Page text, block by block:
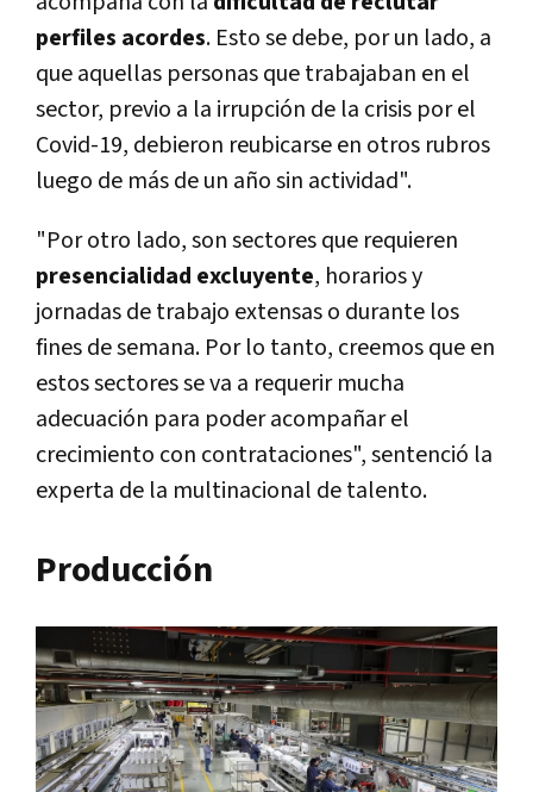
perfiles acordes. Esto se debe, por un lado, a
que aquellas personas que trabajaban en el
sector, previo a la irrupción de la crisis por el
Covid-19, debieron reubicarse en otros rubros
luego de más de un año sin actividad".
"Por otro lado, son sectores que requieren
presencialidad excluyente, horarios y
jornadas de trabajo extensas o durante los
fines de semana. Por lo tanto, creemos que en
estos sectores se va a requerir mucha
adecuación para poder acompañar el
crecimiento con contrataciones", sentenció la
experta de la multinacional de talento.
Producción